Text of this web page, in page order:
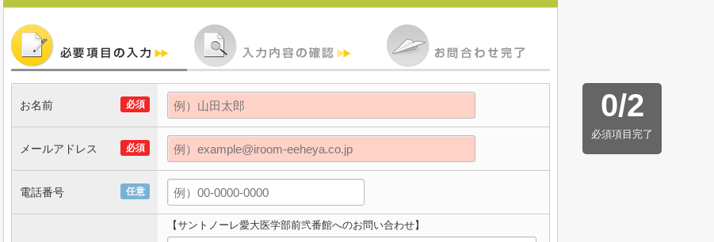
0/2
必須項目完了
必須
お名前
必須
メールアドレス
任意
電話番号
【サントノーレ愛大医学部前弐番館へのお問い合わせ】